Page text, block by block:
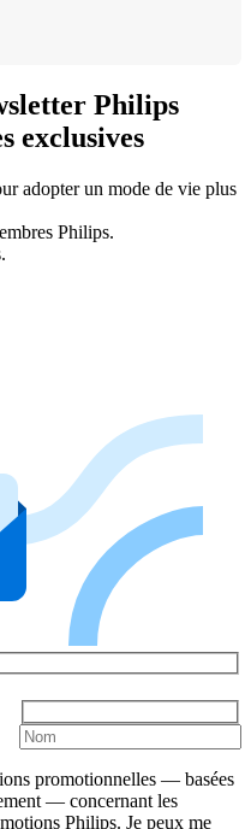
Philips
exclusives
adopter un mode de vie plus
Philips.
promotionnelles — basées
— concernant les
Philips. Je peux me